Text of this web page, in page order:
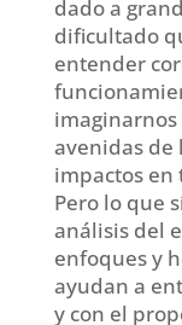
dado a
dificultado
entender
imaginarnos
avenidas de
impactos en
Pero lo que
análisis del
enfoques y
ayudan a
y con el